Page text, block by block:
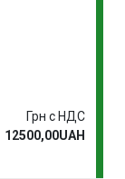
Грн с НДС
12500,00UAH